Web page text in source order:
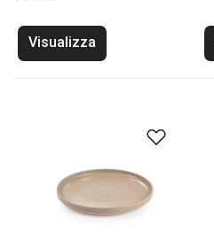
Visualizza